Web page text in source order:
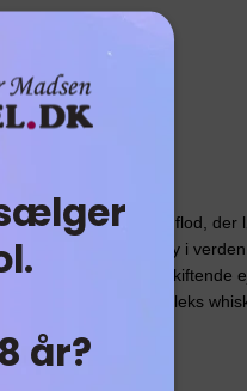
år?
træer nær en lille flod,
Malt Whisky i
har haft skiftende
af en kompleks